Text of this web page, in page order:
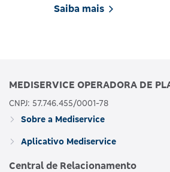
Saiba mais
MEDISERVICE OPERADORA DE
CNPJ: 57.746.455/0001-78
Sobre a Mediservice
Aplicativo Mediservice
Central de Relacionamento